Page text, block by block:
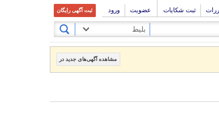
ثبت شکایات عضویت ورود ثبت آگهی رایگان
بلیط
مشاهده آگهی‌های جدید در